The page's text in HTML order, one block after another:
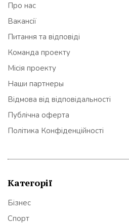
Про нас
Вакансії
Питання та відповіді
Команда проекту
Місія проекту
Наши партнеры
Відмова від відповідальності
Публічна оферта
Політика Конфіденційності
Категорії
Бізнес
Спорт